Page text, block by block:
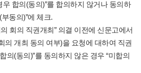
합의(동의)”를 합의하지 않거나 동의하
동의)”에 체크.
회의 직권개최” 의결 이전에 신문고에서
의 개최 동의 여부)을 요청에 대하여 직권
의(동의)”를 동의하지 않은 경우 “미합의